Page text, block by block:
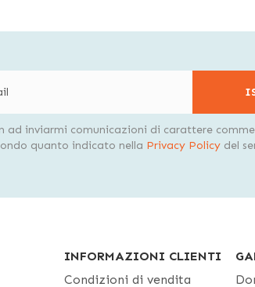
ad inviarmi comunicazioni di carattere
quanto indicato nella Privacy Policy del
INFORMAZIONI CLIENTI
Condizioni di vendita